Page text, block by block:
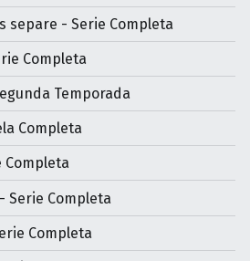
separe - Serie Completa
Completa
Temporada
Completa
Completa
Serie Completa
Completa